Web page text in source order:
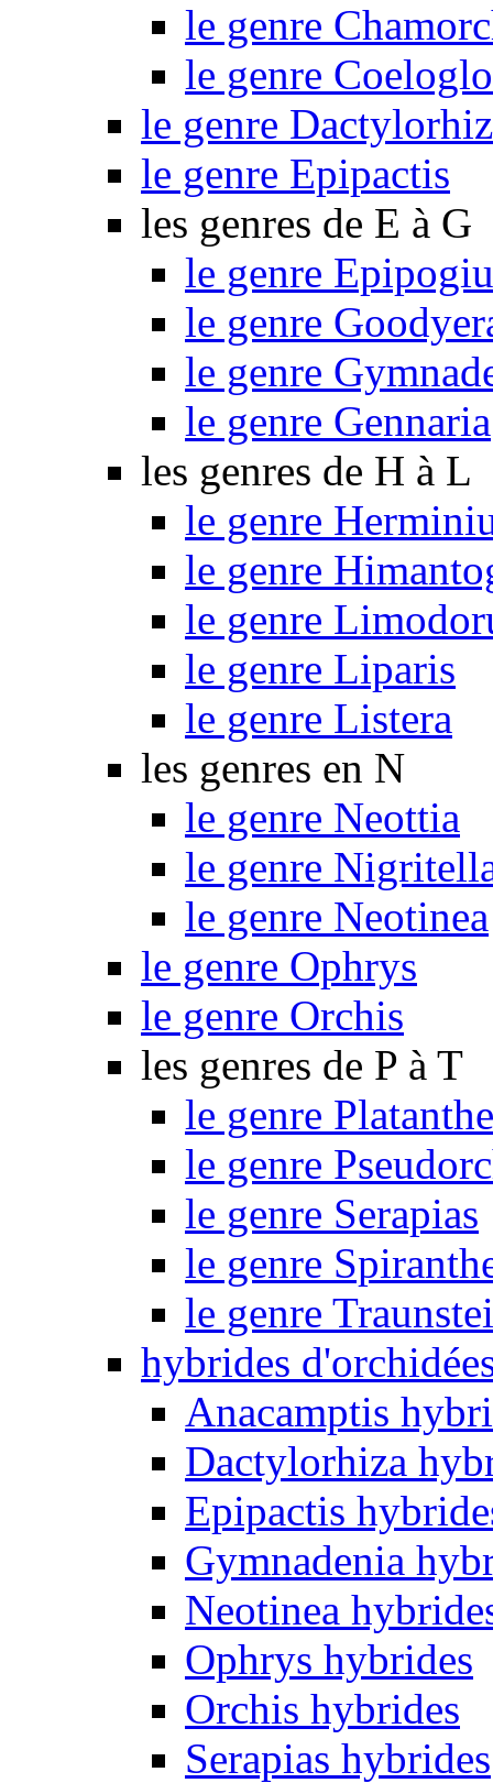
le genre
le genre
le genre
le genre Epipactis
les genres de E à G
le genre
le genre
le genre
le genre Gennaria
les genres de H à L
le genre
le genre
le genre
le genre Liparis
le genre Listera
les genres en N
le genre Neottia
le genre
le genre Neotinea
le genre Ophrys
le genre Orchis
les genres de P à T
le genre
le genre
le genre Serapias
le genre
le genre
hybrides
Anacamptis
Dactylorhiza
Epipactis
Gymnadenia
Neotinea
Ophrys hybrides
Orchis hybrides
Serapias hybrides